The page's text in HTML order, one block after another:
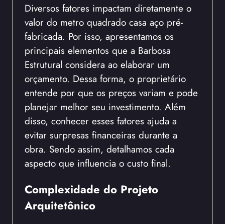
Diversos fatores impactam diretamente o
valor do metro quadrado casa aço pré-
fabricada. Por isso, apresentamos os
principais elementos que a Barbosa
Estrutural considera ao elaborar um
orçamento. Dessa forma, o proprietário
entende por que os preços variam e pode
planejar melhor seu investimento. Além
disso, conhecer esses fatores ajuda a
evitar surpresas financeiras durante a
obra. Sendo assim, detalhamos cada
aspecto que influencia o custo final.
Complexidade do Projeto
Arquitetônico